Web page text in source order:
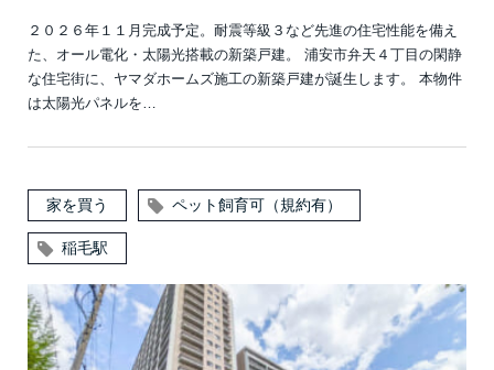
２０２６年１１月完成予定。耐震等級３など先進の住宅性能を備え
た、オール電化・太陽光搭載の新築戸建。 浦安市弁天４丁目の閑静
な住宅街に、ヤマダホームズ施工の新築戸建が誕生します。 本物件
は太陽光パネルを…
家を買う ペット飼育可（規約有）
稲毛駅